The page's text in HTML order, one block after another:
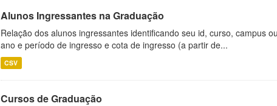
Alunos Ingressantes na Graduação
Relação dos alunos ingressantes identificando seu id, curso, campus
ano e período de ingresso e cota de ingresso (a partir de...
CSV
Cursos de Graduação